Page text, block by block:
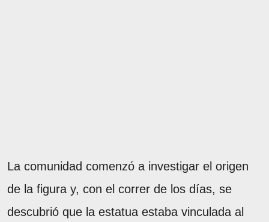
La comunidad comenzó a investigar el origen
de la figura y, con el correr de los días, se
descubrió que la estatua estaba vinculada al